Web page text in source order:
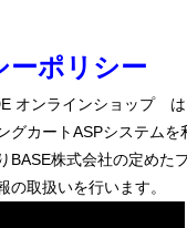
ーポリシー
オンラインショップ
グカートASPシステムを
BASE株式会社の定めた
の取扱いを行います。